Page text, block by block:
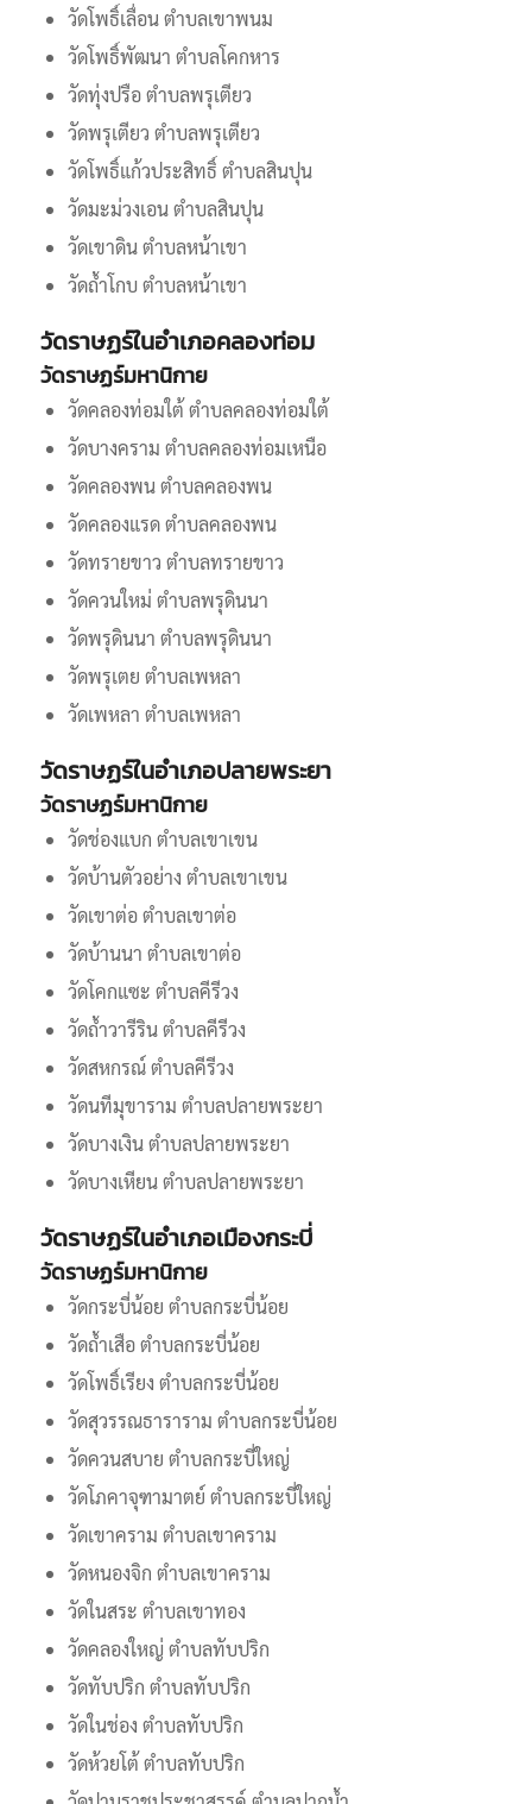
วัดโพธิ์เลื่อน ตำบลเขาพนม
วัดโพธิ์พัฒนา ตำบลโคกหาร
วัดทุ่งปรือ ตำบลพรุเตียว
วัดพรุเตียว ตำบลพรุเตียว
วัดโพธิ์แก้วประสิทธิ์ ตำบลสินปุน
วัดมะม่วงเอน ตำบลสินปุน
วัดเขาดิน ตำบลหน้าเขา
วัดถ้ำโกบ ตำบลหน้าเขา
วัดราษฏร์ในอำเภอคลองท่อม
วัดราษฏร์มหานิกาย
วัดคลองท่อมใต้ ตำบลคลองท่อมใต้
วัดบางคราม ตำบลคลองท่อมเหนือ
วัดคลองพน ตำบลคลองพน
วัดคลองแรด ตำบลคลองพน
วัดทรายขาว ตำบลทรายขาว
วัดควนใหม่ ตำบลพรุดินนา
วัดพรุดินนา ตำบลพรุดินนา
วัดพรุเตย ตำบลเพหลา
วัดเพหลา ตำบลเพหลา
วัดราษฏร์ในอำเภอปลายพระยา
วัดราษฏร์มหานิกาย
วัดช่องแบก ตำบลเขาเขน
วัดบ้านตัวอย่าง ตำบลเขาเขน
วัดเขาต่อ ตำบลเขาต่อ
วัดบ้านนา ตำบลเขาต่อ
วัดโคกแซะ ตำบลคีรีวง
วัดถ้ำวารีริน ตำบลคีรีวง
วัดสหกรณ์ ตำบลคีรีวง
วัดนทีมุขาราม ตำบลปลายพระยา
วัดบางเงิน ตำบลปลายพระยา
วัดบางเหียน ตำบลปลายพระยา
วัดราษฏร์ในอำเภอเมืองกระบี่
วัดราษฏร์มหานิกาย
วัดกระบี่น้อย ตำบลกระบี่น้อย
วัดถ้ำเสือ ตำบลกระบี่น้อย
วัดโพธิ์เรียง ตำบลกระบี่น้อย
วัดสุวรรณธาราราม ตำบลกระบี่น้อย
วัดควนสบาย ตำบลกระบี่ใหญ่
วัดโภคาจุฑามาตย์ ตำบลกระบี่ใหญ่
วัดเขาคราม ตำบลเขาคราม
วัดหนองจิก ตำบลเขาคราม
วัดในสระ ตำบลเขาทอง
วัดคลองใหญ่ ตำบลทับปริก
วัดทับปริก ตำบลทับปริก
วัดในช่อง ตำบลทับปริก
วัดห้วยโต้ ตำบลทับปริก